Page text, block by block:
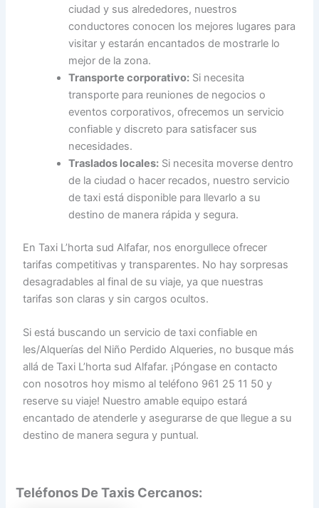
ciudad y sus alrededores, nuestros
conductores conocen los mejores lugares para
visitar y estarán encantados de mostrarle lo
mejor de la zona.
Transporte corporativo: Si necesita
transporte para reuniones de negocios o
eventos corporativos, ofrecemos un servicio
confiable y discreto para satisfacer sus
necesidades.
Traslados locales: Si necesita moverse dentro
de la ciudad o hacer recados, nuestro servicio
de taxi está disponible para llevarlo a su
destino de manera rápida y segura.
En Taxi L’horta sud Alfafar, nos enorgullece ofrecer
tarifas competitivas y transparentes. No hay sorpresas
desagradables al final de su viaje, ya que nuestras
tarifas son claras y sin cargos ocultos.
Si está buscando un servicio de taxi confiable en
les/Alquerías del Niño Perdido Alqueries, no busque más
allá de Taxi L’horta sud Alfafar. ¡Póngase en contacto
con nosotros hoy mismo al teléfono 961 25 11 50 y
reserve su viaje! Nuestro amable equipo estará
encantado de atenderle y asegurarse de que llegue a su
destino de manera segura y puntual.
Teléfonos De Taxis Cercanos: